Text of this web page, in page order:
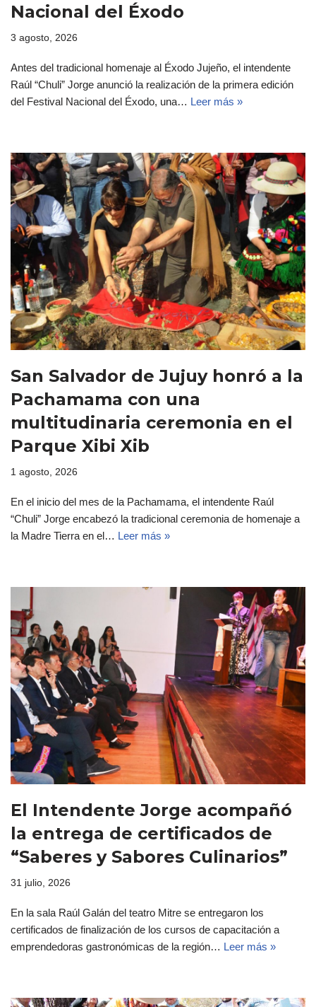
Nacional del Éxodo
3 agosto, 2026
Antes del tradicional homenaje al Éxodo Jujeño, el intendente
Raúl “Chuli” Jorge anunció la realización de la primera edición
del Festival Nacional del Éxodo, una… Leer más »
San Salvador de Jujuy honró a la
Pachamama con una
multitudinaria ceremonia en el
Parque Xibi Xib
1 agosto, 2026
En el inicio del mes de la Pachamama, el intendente Raúl
“Chuli” Jorge encabezó la tradicional ceremonia de homenaje a
la Madre Tierra en el… Leer más »
El Intendente Jorge acompañó
la entrega de certificados de
“Saberes y Sabores Culinarios”
31 julio, 2026
En la sala Raúl Galán del teatro Mitre se entregaron los
certificados de finalización de los cursos de capacitación a
emprendedoras gastronómicas de la región… Leer más »